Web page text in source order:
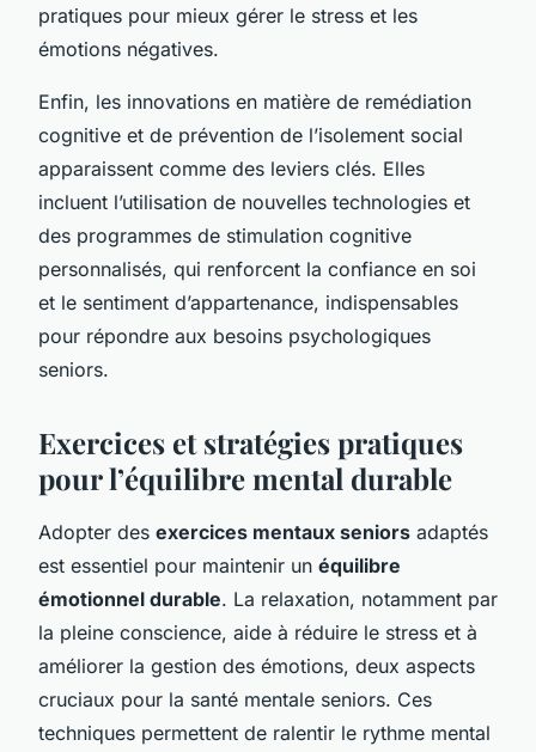
pratiques pour mieux gérer le stress et les
émotions négatives.
Enfin, les innovations en matière de remédiation
cognitive et de prévention de l’isolement social
apparaissent comme des leviers clés. Elles
incluent l’utilisation de nouvelles technologies et
des programmes de stimulation cognitive
personnalisés, qui renforcent la confiance en soi
et le sentiment d’appartenance, indispensables
pour répondre aux besoins psychologiques
seniors.
Exercices et stratégies pratiques
pour l’équilibre mental durable
Adopter des exercices mentaux seniors adaptés
est essentiel pour maintenir un équilibre
émotionnel durable. La relaxation, notamment par
la pleine conscience, aide à réduire le stress et à
améliorer la gestion des émotions, deux aspects
cruciaux pour la santé mentale seniors. Ces
techniques permettent de ralentir le rythme mental